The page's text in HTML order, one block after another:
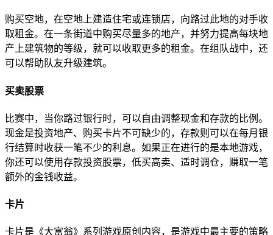
购买空地，在空地上建造住宅或连锁店，向路过此地的对手收
取租金。在一条街道中购买尽量多的地产，并努力提高每块地
产上建筑物的等级，就可以收取更多的租金。在组队战中，还
可以帮助队友升级建筑。
买卖股票
比赛中，当你路过银行时，可以自由调整现金和存款的比例。
现金是投资地产、购买卡片不可缺少的，存款则可以在每月银
行结算时收获一笔不少的利息。如果正在进行的是本地游戏，
你还可以使用存款投资股票，低买高卖、适时调仓，赚取一笔
额外的金钱收益。
卡片
卡片是《大富翁》系列游戏原创内容，是游戏中最主要的策略